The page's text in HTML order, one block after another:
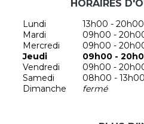
HORAIRES
Lundi
13h00 - 20h00
Mardi
09h00 -
Mercredi
09h00 -
Jeudi
09h00 -
Vendredi
09h00 -
Samedi
08h00 - 13h00
Dimanche
fermé